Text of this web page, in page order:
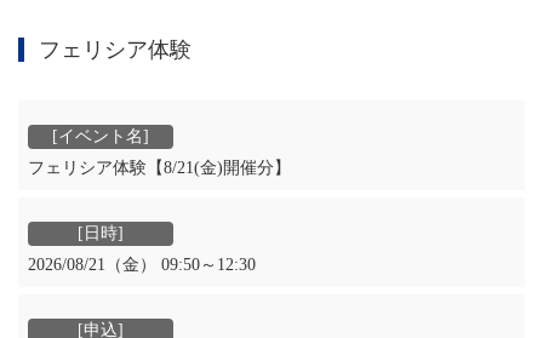
フェリシア体験
フェリシア体験【8/21(金)開催分】
2026/08/21（金） 09:50～12:30